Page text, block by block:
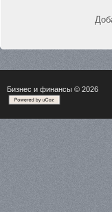
Бизнес и финансы © 2026